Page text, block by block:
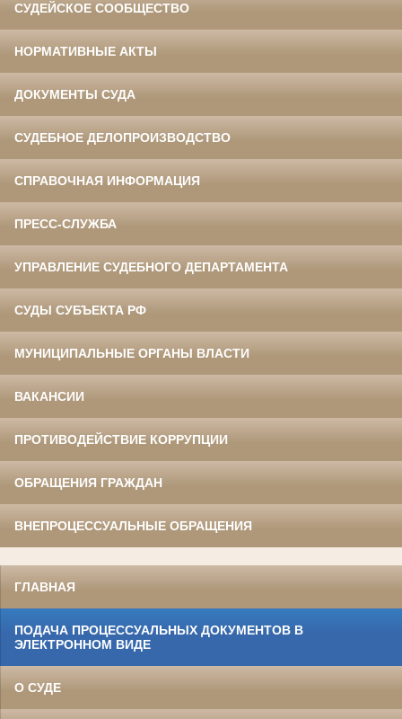
СУДЕЙСКОЕ СООБЩЕСТВО
НОРМАТИВНЫЕ АКТЫ
ДОКУМЕНТЫ СУДА
СУДЕБНОЕ ДЕЛОПРОИЗВОДСТВО
СПРАВОЧНАЯ ИНФОРМАЦИЯ
ПРЕСС-СЛУЖБА
УПРАВЛЕНИЕ СУДЕБНОГО ДЕПАРТАМЕНТА
СУДЫ СУБЪЕКТА РФ
МУНИЦИПАЛЬНЫЕ ОРГАНЫ ВЛАСТИ
ВАКАНСИИ
ПРОТИВОДЕЙСТВИЕ КОРРУПЦИИ
ОБРАЩЕНИЯ ГРАЖДАН
ВНЕПРОЦЕССУАЛЬНЫЕ ОБРАЩЕНИЯ
ГЛАВНАЯ
ПОДАЧА ПРОЦЕССУАЛЬНЫХ ДОКУМЕНТОВ В
ЭЛЕКТРОННОМ ВИДЕ
О СУДЕ